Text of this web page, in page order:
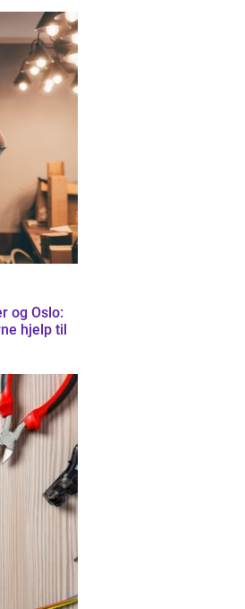
og Oslo:
hjelp til